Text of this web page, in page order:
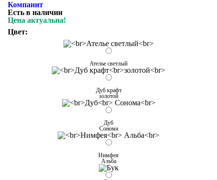
Компанит
Есть в наличии
Цена актуальна!
Цвет:
Ателье светлый
Дуб крафт
золотой
Дуб
Сонома
Нимфея
Альба